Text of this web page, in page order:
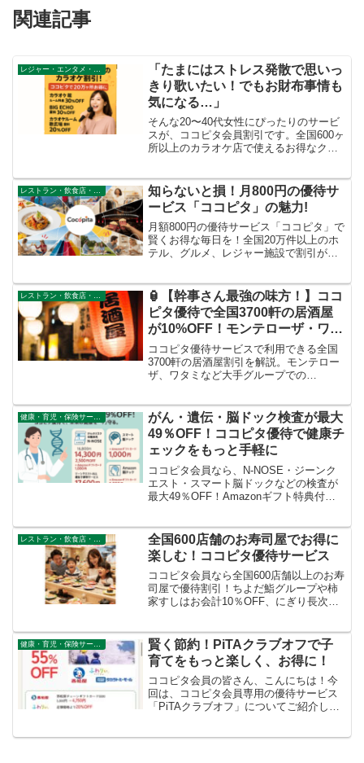
関連記事
「たまにはストレス発散で思いっ
きり歌いたい！でもお財布事情も
気になる…」
そんな20〜40代女性にぴったりのサービ
スが、ココピタ会員割引です。全国600ヶ
所以上のカラオケ店で使えるお得なクー
優待サービス。この記事では、具体的な
カラオケ割引内...
知らないと損！月800円の優待サ
ービス「ココピタ」の魅力!
月額800円の優待サービス「ココピタ」で
賢くお得な毎日を！全国20万件以上のホ
テル、グルメ、レジャー施設で割引が使
レストラン・飲食店・その他サービス
🏮【幹事さん最強の味方！】ココ
ピタ優待で全国3700軒の居酒屋
が10%OFF！モンテローザ・ワタ
ミもお得に楽しむ方法
ココピタ優待サービスで利用できる全国
3700軒の居酒屋割引を解説。モンテロー
ザ、ワタミなど大手グループでの
を提案します。
健康・育児・保険サービス
がん・遺伝・脳ドック検査が最大
49％OFF！ココピタ優待で健康チ
ェックをもっと手軽に
ココピタ会員なら、N-NOSE・ジーンク
エスト・スマート脳ドックなどの検査が
最大49％OFF！Amazonギフト特典付き
全国600店舗のお寿司屋でお得に
楽しむ！ココピタ優待サービス
ココピタ会員なら全国600店舗以上のお寿
司屋で優待割引！ちよだ鮨グループや柿
家すしはお会計10％OFF、にぎり長次
健康・育児・保険サービス
賢く節約！PiTAクラブオフで子
育てをもっと楽しく、お得に！
ココピタ会員の皆さん、こんにちは！今
回は、ココピタ会員専用の優待サービス
「PiTAクラブオフ」についてご紹介しま